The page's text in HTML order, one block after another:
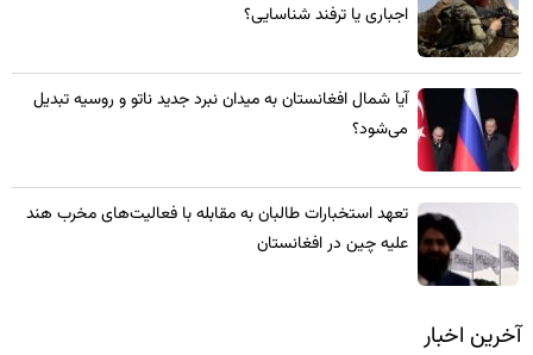
اجباری یا ترفند شناسایی؟
​آیا شمال افغانستان به میدان نبرد جدید ناتو و روسیه تبدیل
می‌شود؟
تعهد استخبارات طالبان به مقابله با فعالیت‌های مخرب هند
علیه چین در افغانستان
آخرین اخبار